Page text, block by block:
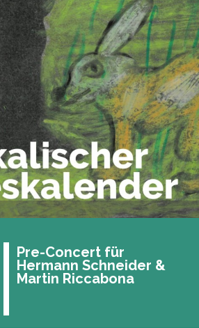
Pre-Con­cert für
Her­mann Schnei­der &
Mar­tin Ric­c­a­bo­na